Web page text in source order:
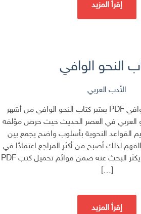
إقرأ المزيد
النحو الوافي
الأدب العربي
نبذة عن كتاب النحو الوافي PDF يعتبر كتاب النحو الوافي من أشهر
العربي في العصر الحديث حيث حرص مؤلفه
النحوية بأسلوب واضح يجمع بين
لذلك أصبح من أكثر المراجع اعتمادًا في
الجامعات والمعاهد كما يكثر البحث عنه ضمن قوائم تحميل كتب PDF
[…]
إقرأ المزيد